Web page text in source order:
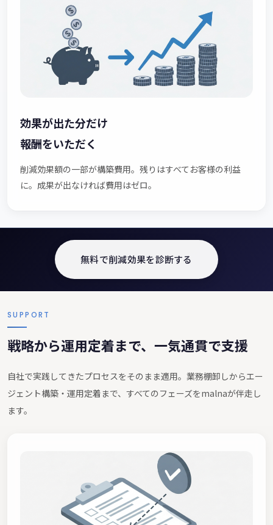
効果が出た分だけ
報酬をいただく
削減効果額の一部が構築費用。残りはすべてお客様の利益
に。成果が出なければ費用はゼロ。
無料で削減効果を診断する
SUPPORT
戦略から運用定着まで、一気通貫で支援
自社で実践してきたプロセスをそのまま適用。業務棚卸しからエー
ジェント構築・運用定着まで、すべてのフェーズをmalnaが伴走し
ます。